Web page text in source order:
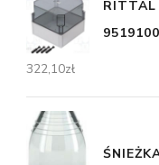
RITTAL
9519100
322,10zł